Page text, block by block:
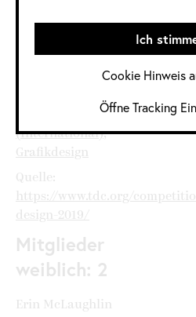
Informationen
im Detail
Global
(International),
Grafikdesign
Quelle:
https://www.tdc.org/
design-2019/
Mitglieder
weiblich: 2
Erin McLaughlin
Ich
Cookie Hinweis
Öffne Tracking